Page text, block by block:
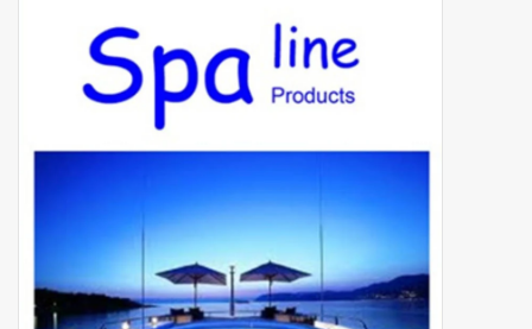
Aperitiefkoekjes
Snoeppot-Snoep
Kassarollen